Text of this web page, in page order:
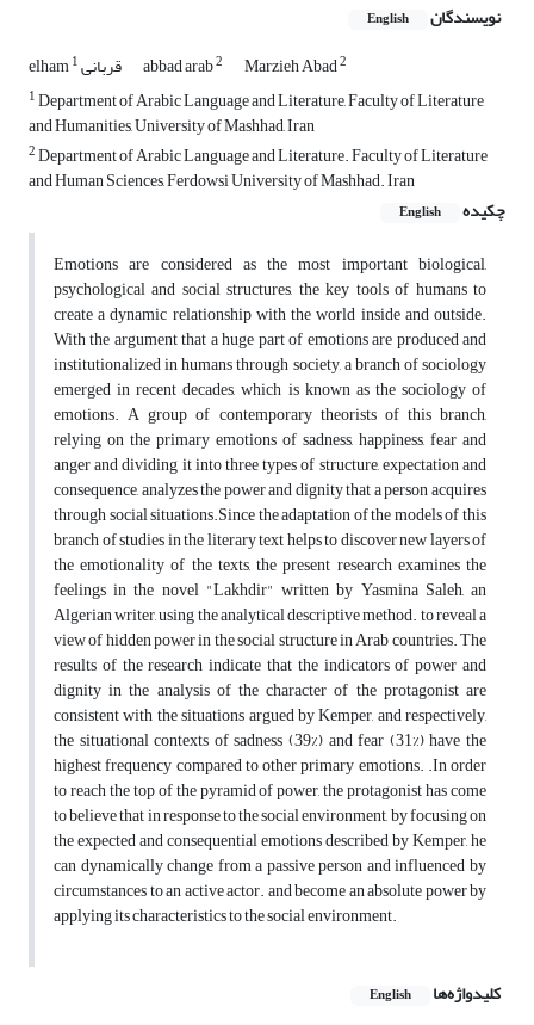
نویسندگان English
elham قربانی1 abbad arab2 Marzieh Abad2
1Department of Arabic Language and Literature, Faculty of Literature
and Humanities, University of Mashhad, Iran
2Department of Arabic Language and Literature. Faculty of Literature
and Human Sciences, Ferdowsi University of Mashhad. Iran
چکیده
English
Emotions are considered as the most important biological,
psychological and social structures, the key tools of humans to
create a dynamic relationship with the world inside and outside.
With the argument that a huge part of emotions are produced and
institutionalized in humans through society, a branch of sociology
emerged in recent decades, which is known as the sociology of
emotions. A group of contemporary theorists of this branch,
relying on the primary emotions of sadness, happiness, fear and
anger and dividing it into three types of structure, expectation and
consequence, analyzes the power and dignity that a person acquires
through social situations.Since the adaptation of the models of this
branch of studies in the literary text helps to discover new layers of
the emotionality of the texts, the present research examines the
feelings in the novel "Lakhdir" written by Yasmina Saleh, an
Algerian writer, using the analytical descriptive method. to reveal a
view of hidden power in the social structure in Arab countries. The
results of the research indicate that the indicators of power and
dignity in the analysis of the character of the protagonist are
consistent with the situations argued by Kemper, and respectively,
the situational contexts of sadness (39%) and fear (31%) have the
highest frequency compared to other primary emotions. .In order
to reach the top of the pyramid of power, the protagonist has come
to believe that in response to the social environment, by focusing on
the expected and consequential emotions described by Kemper, he
can dynamically change from a passive person and influenced by
circumstances to an active actor. and become an absolute power by
applying its characteristics to the social environment.
کلیدواژه‌ها English